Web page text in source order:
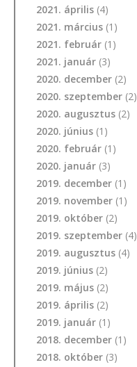
2021. április (4)
2021. március (1)
2021. február (1)
2021. január (3)
2020. december (2)
2020. szeptember (2)
2020. augusztus (2)
2020. június (1)
2020. február (1)
2020. január (3)
2019. december (1)
2019. november (1)
2019. október (2)
2019. szeptember (4)
2019. augusztus (4)
2019. június (2)
2019. május (2)
2019. április (2)
2019. január (1)
2018. december (1)
2018. október (3)